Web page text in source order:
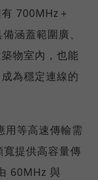
700MHz＋
涵蓋範圍廣、
物室內，也能
為穩定連線的
用等高速傳輸需
提供高容量傳
60MHz 與